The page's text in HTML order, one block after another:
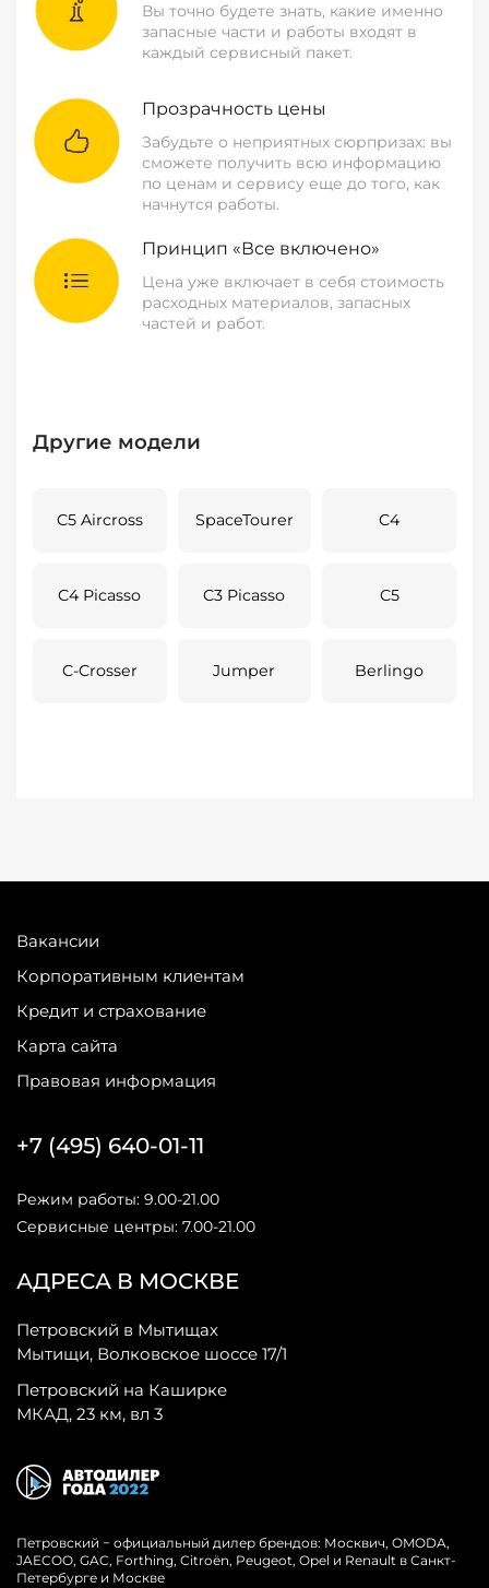
Вы точно будете знать, какие именно
запасные части и работы входят в
каждый сервисный пакет.
Прозрачность цены
Забудьте о неприятных сюрпризах: вы
сможете получить всю информацию
по ценам и сервису еще до того, как
начнутся работы.
Принцип «Все включено»
Цена уже включает в себя стоимость
расходных материалов, запасных
частей и работ.
Другие модели
C5 Aircross SpaceTourer C4
C4 Picasso C3 Picasso C5
C-Crosser Jumper Berlingo
Вакансии
Корпоративным клиентам
Кредит и страхование
Карта сайта
Правовая информация
АДРЕСА В МОСКВЕ
Петровский в Мытищах
Мытищи, Волковское шоссе 17/1
Петровский на Каширке
МКАД, 23 км, вл 3
+7 (495) 640-01-11
Режим работы: 9.00-21.00
Сервисные центры: 7.00-21.00
Петровский − официальный дилер брендов: Москвич, OMODA,
JAECOO, GAC, Forthing, Citroёn, Peugeot, Opel и Renault в Санкт-
Петербурге и Москве